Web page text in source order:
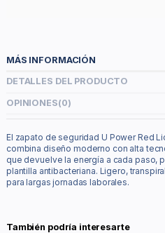
MÁS INFORMACIÓN
DETALLES DEL PRODUCTO
OPINIONES(0)
El zapato de seguridad U Power Red
combina diseño moderno con alta
que devuelve la energía a cada paso,
plantilla antibacteriana. Ligero,
para largas jornadas laborales.
También podría interesarte